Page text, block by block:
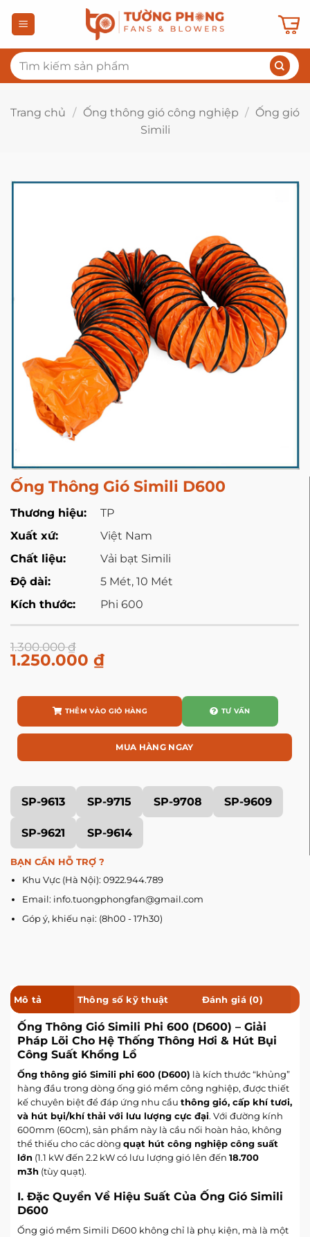
qua
dung
Tìm
kiếm:
Trang chủ / Ống thông gió công nghiệp / Ống gió
Simili
Ống Thông Gió Simili D600
Thương hiệu:
TP
Xuất xứ:
Việt Nam
Chất liệu:
Vải bạt Simili
Độ dài:
5 Mét, 10 Mét
Kích thước:
Phi 600
1.300.000₫
1.250.000 ₫
THÊM VÀO GIỎ HÀNG
MUA HÀNG NGAY
TƯ VẤN
SP-9613 SP-9715 SP-9708 SP-9609
SP-9621 SP-9614
BẠN CẦN HỖ TRỢ ?
Khu Vực (Hà Nội): 0922.944.789
Email: info.tuongphongfan@gmail.com
Góp ý, khiếu nại: (8h00 - 17h30)
Mô tả Thông số kỹ thuật Đánh giá (0)
Ống Thông Gió Simili Phi 600 (D600) – Giải
Pháp Lõi Cho Hệ Thống Thông Hơi & Hút Bụi
Công Suất Khổng Lồ
Ống thông gió Simili phi 600 (D600) là kích thước “khủng”
hàng đầu trong dòng ống gió mềm công nghiệp, được thiết
kế chuyên biệt để đáp ứng nhu cầu thông gió, cấp khí tươi,
và hút bụi/khí thải với lưu lượng cực đại. Với đường kính
600mm (60cm), sản phẩm này là cầu nối hoàn hảo, không
thể thiếu cho các dòng quạt hút công nghiệp công suất
lớn (1.1 kWđến 2.2 kWcó lưu lượng gió lên đến 18.700
m3h (tùy quạt).
I. Đặc Quyền Về Hiệu Suất Của Ống Gió Simili
D600
Ống gió mềm Simili D600 không chỉ là phụ kiện, mà là một